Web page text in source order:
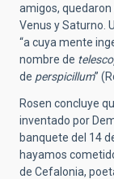
amigos, quedaron
Venus y Saturno.
“a cuya mente
nombre de
de perspicillum”
Rosen concluye
inventado por
banquete del 14
hayamos
de Cefalonia,